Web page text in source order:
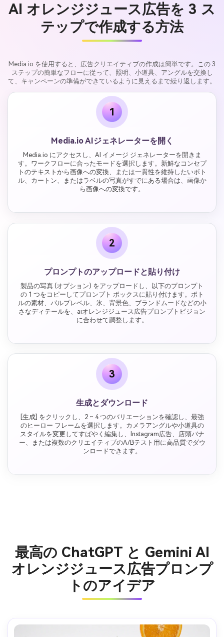
AI オレンジジュース広告を 3 ス
テップで作成する方法
Media.io を使用すると、広告クリエイティブの作成は簡単です。この 3
ステップの簡単なフローに従って、照明、小道具、アングルを交換し
て、キャンペーンの準備ができているように見えるまで繰り返します。
1
Media.io AIジェネレーターを開く
Media.io にアクセスし、AI イメージ ジェネレーターを開きま
す。ワークフローに合ったモードを選択します。新鮮なコンセプ
トのテキストから画像への変換、または一貫性を維持したいボト
ル、カートン、またはラベルの写真がすでにある場合は、画像か
ら画像への変換です。
2
プロンプトのアップロードと貼り付け
製品の写真 (オプション) をアップロードし、以下のプロンプト
の 1 つをコピーしてプロンプト ボックスに貼り付けます。ボト
ルの素材、パルプレベル、氷、背景色、ブランドムードなどの小
さなディテールを、aiオレンジジュース広告プロンプトビジョン
に合わせて調整します。
3
生成とダウンロード
[生成] をクリックし、2 ~ 4 つのバリエーションを確認し、最強
のヒーロー フレームを選択します。カメラアングルや小道具の
スタイルを変更してすばやく編集し、Instagram広告、店頭バナ
ー、または複数のクリエイティブのA/Bテスト用に高品質でダウ
ンロードできます。
最高の ChatGPT と Gemini AI
オレンジジュース広告プロンプ
トのアイデア